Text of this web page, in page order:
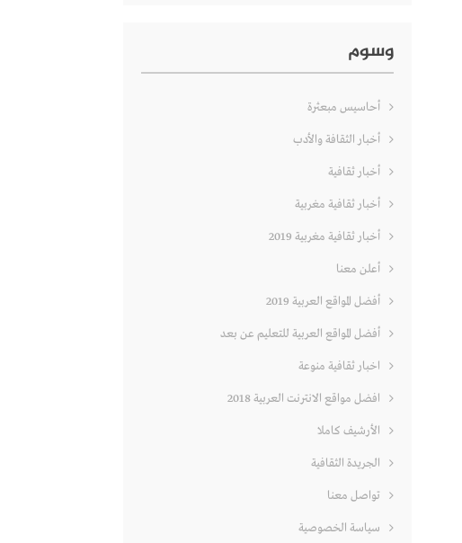
وسوم
أحاسيس مبعثرة
أخبار الثقافة والأدب
أخبار ثقافية
أخبار ثقافية مغربية
أخبار ثقافية مغربية 2019
أعلن معنا
أفضل المواقع العربية 2019
أفضل المواقع العربية للتعليم عن بعد
اخبار ثقافية منوعة
افضل مواقع الانترنت العربية 2018
الأرشيف كاملا
الجريدة الثقافية
تواصل معنا
سياسة الخصوصية